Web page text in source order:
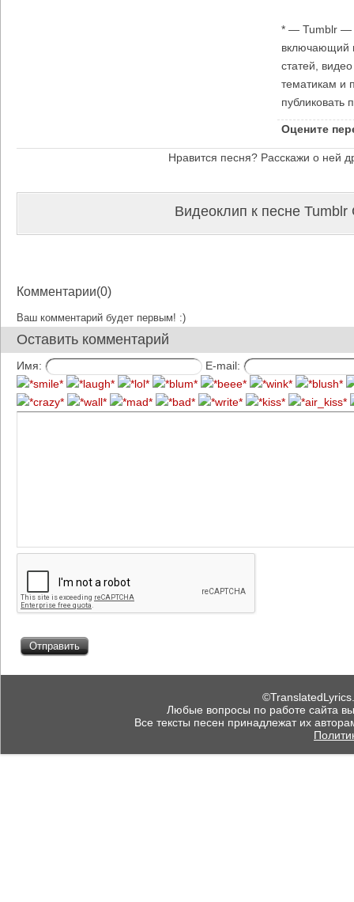
* — Tumblr —
включающий
статей,
тематикам и
публиковать
Оцените
Нравится песня? Расскажи о ней
Видеоклип к песне Tumblr
Комментарии(0)
Ваш комментарий будет первым! :)
Оставить комментарий
Имя: E-mail:
Любые вопросы по работе сайта
Все тексты песен принадлежат их